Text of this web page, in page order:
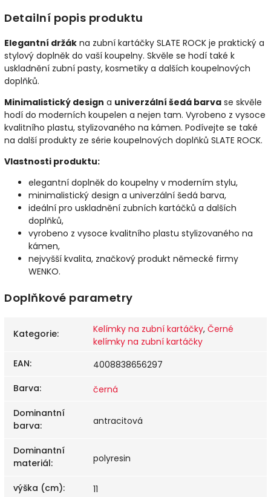
Detailní popis produktu
Elegantní držák na zubní kartáčky SLATE ROCK je praktický a
stylový doplněk do vaší koupelny. Skvěle se hodí také k
uskladnění zubní pasty, kosmetiky a dalších koupelnových
doplňků.
Minimalistický design a univerzální šedá barva se skvěle
hodí do moderních koupelen a nejen tam. Vyrobeno z vysoce
kvalitního plastu, stylizovaného na kámen. Podívejte se také
na další produkty ze série koupelnových doplňků SLATE ROCK.
Vlastnosti produktu:
elegantní doplněk do koupelny v moderním stylu,
minimalistický design a univerzální šedá barva,
ideální pro uskladnění zubních kartáčků a dalších
doplňků,
vyrobeno z vysoce kvalitního plastu stylizovaného na
kámen,
nejvyšší kvalita, značkový produkt německé firmy
WENKO.
Doplňkové parametry
Kategorie: Kelímky na zubní kartáčky, Černé
kelímky na zubní kartáčky
EAN:
4008838656297
Barva:
černá
Dominantní
barva: antracitová
Dominantní
materiál: polyresin
výška (cm): 11